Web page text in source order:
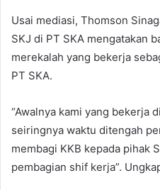
Usai mediasi, Thomson
SKJ di PT SKA mengatakan
merekalah yang bekerja
PT SKA.
“Awalnya kami yang bekerja
seiringnya waktu ditengah
membagi KKB kepada pihak
pembagian shif kerja”.